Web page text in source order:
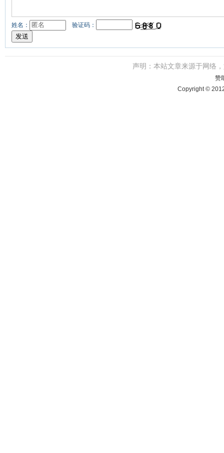
姓名： 验证码：
声明：本站文章来源于网络
赞
Copyright ©